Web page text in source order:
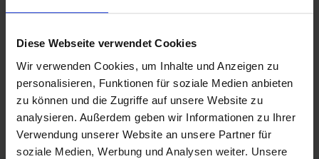
Diese Webseite verwendet Cookies
Wir verwenden Cookies, um Inhalte und Anzeigen zu
personalisieren, Funktionen für soziale Medien anbieten
zu können und die Zugriffe auf unsere Website zu
analysieren. Außerdem geben wir Informationen zu Ihrer
Verwendung unserer Website an unsere Partner für
soziale Medien, Werbung und Analysen weiter. Unsere
teilen
RSS FEED